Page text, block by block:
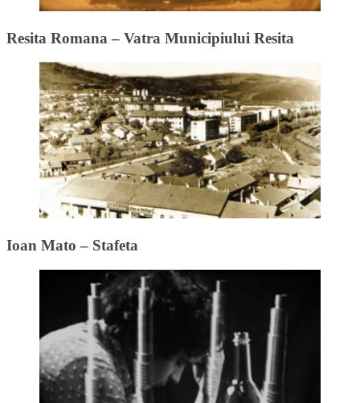
Resita Romana – Vatra Municipiului Resita
Ioan Mato – Stafeta